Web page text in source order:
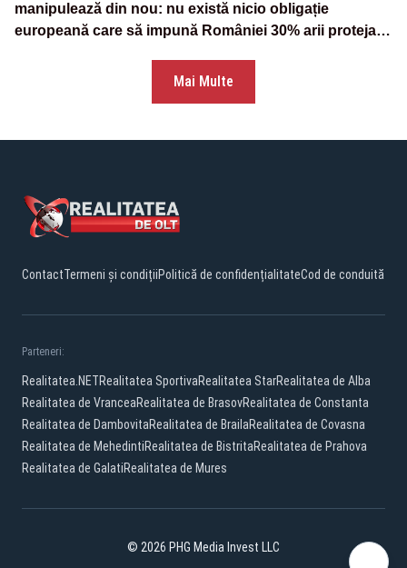
manipulează din nou: nu există nicio obligație
europeană care să impună României 30% arii protejate
Mai Multe
ContactTermeni și condițiiPolitică de confidențialitateCod de conduită
Parteneri:
Realitatea.NETRealitatea SportivaRealitatea StarRealitatea de Alba
Realitatea de VranceaRealitatea de BrasovRealitatea de Constanta
Realitatea de DambovitaRealitatea de BrailaRealitatea de Covasna
Realitatea de MehedintiRealitatea de BistritaRealitatea de Prahova
Realitatea de GalatiRealitatea de Mures
© 2026 PHG Media Invest LLC